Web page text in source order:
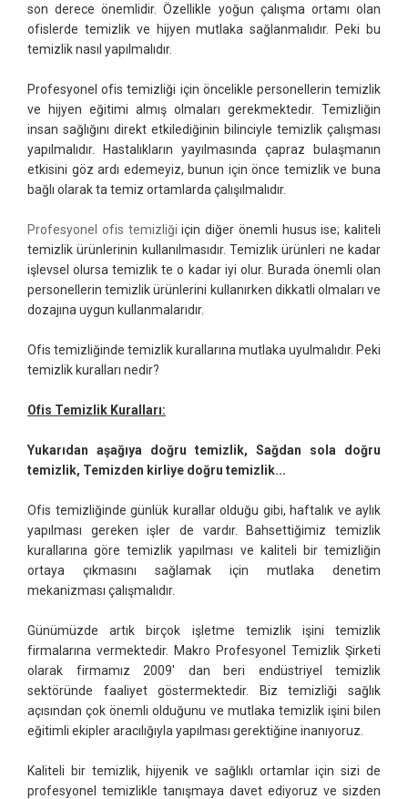
son derece önemlidir. Özellikle yoğun çalışma ortamı olan
ofislerde temizlik ve hijyen mutlaka sağlanmalıdır. Peki bu
temizlik nasıl yapılmalıdır.
Profesyonel ofis temizliği için öncelikle personellerin temizlik
ve hijyen eğitimi almış olmaları gerekmektedir. Temizliğin
insan sağlığını direkt etkilediğinin bilinciyle temizlik çalışması
yapılmalıdır. Hastalıkların yayılmasında çapraz bulaşmanın
etkisini göz ardı edemeyiz, bunun için önce temizlik ve buna
bağlı olarak ta temiz ortamlarda çalışılmalıdır.
Profesyonel ofis temizliği için diğer önemli husus ise; kaliteli
temizlik ürünlerinin kullanılmasıdır. Temizlik ürünleri ne kadar
işlevsel olursa temizlik te o kadar iyi olur. Burada önemli olan
personellerin temizlik ürünlerini kullanırken dikkatli olmaları ve
dozajına uygun kullanmalarıdır.
Ofis temizliğinde temizlik kurallarına mutlaka uyulmalıdır. Peki
temizlik kuralları nedir?
Ofis Temizlik Kuralları:
Yukarıdan aşağıya doğru temizlik, Sağdan sola doğru
temizlik, Temizden kirliye doğru temizlik...
Ofis temizliğinde günlük kurallar olduğu gibi, haftalık ve aylık
yapılması gereken işler de vardır. Bahsettiğimiz temizlik
kurallarına göre temizlik yapılması ve kaliteli bir temizliğin
ortaya çıkmasını sağlamak için mutlaka denetim
mekanizması çalışmalıdır.
Günümüzde artık birçok işletme temizlik işini temizlik
firmalarına vermektedir. Makro Profesyonel Temizlik Şirketi
olarak firmamız 2009' dan beri endüstriyel temizlik
sektöründe faaliyet göstermektedir. Biz temizliği sağlık
açısından çok önemli olduğunu ve mutlaka temizlik işini bilen
eğitimli ekipler aracılığıyla yapılması gerektiğine inanıyoruz.
Kaliteli bir temizlik, hijyenik ve sağlıklı ortamlar için sizi de
profesyonel temizlikle tanışmaya davet ediyoruz ve sizden